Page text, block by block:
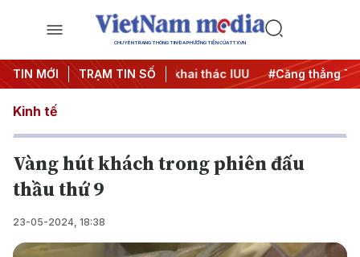
CHUYÊN TRANG THÔNG TIN ĐA PHƯƠNG TIỆN CỦA TTXVN
TIN MỚI TRẠM TIN SỐ
ngày đêm #Chống khai thác IUU #Căng thẳng Trung
Kinh tế
Vàng hút khách trong phiên đấu
thầu thứ 9
23-05-2024, 18:38